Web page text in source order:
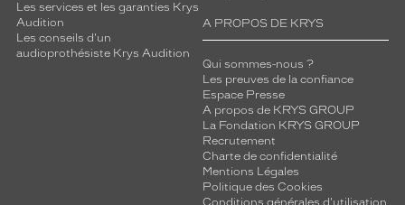
Les services et les garanties Krys
Audition
Les conseils d'un
audioprothésiste Krys Audition
A PROPOS DE KRYS
Qui sommes-nous ?
Les preuves de la confiance
Espace Presse
A propos de KRYS GROUP
La Fondation KRYS GROUP
Recrutement
Charte de confidentialité
Mentions Légales
Politique des Cookies